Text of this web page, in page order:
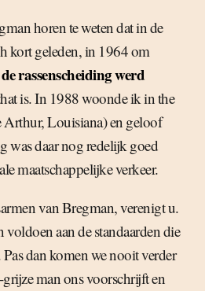
horen te weten dat in de
kort geleden, in 1964 om
de rassenscheiding werd
is. In 1988 woonde ik in the
Arthur, Louisiana) en geloof
was daar nog redelijk goed
maatschappelijke verkeer.
van Bregman, verenigt u.
aan de standaarden die
dan komen we nooit verder
man ons voorschrijft en